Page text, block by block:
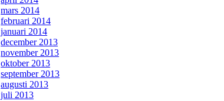
mars 2014
februari 2014
januari 2014
december 2013
november 2013
oktober 2013
september 2013
augusti 2013
juli 2013